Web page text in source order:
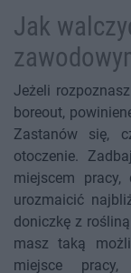
Jak
Jeżeli
boreout,
Zastanów się,
otoczenie.
miejscem pracy,
urozmaicić
doniczkę z
masz taką
miejsce